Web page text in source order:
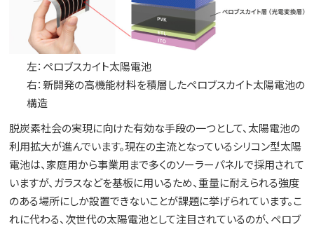
左：ペロブスカイト太陽電池
右：新開発の高機能材料を積層したペロブスカイト太陽電池の
構造
脱炭素社会の実現に向けた有効な手段の一つとして、太陽電池の
利用拡大が進んでいます。現在の主流となっているシリコン型太陽
電池は、家庭用から事業用まで多くのソーラーパネルで採用されて
いますが、ガラスなどを基板に用いるため、重量に耐えられる強度
のある場所にしか設置できないことが課題に挙げられています。こ
れに代わる、次世代の太陽電池として注目されているのが、ペロブ